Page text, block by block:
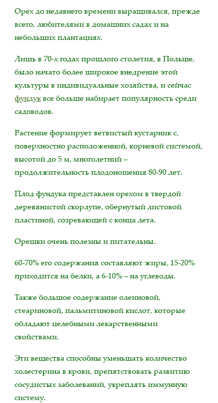
Орех до недавнего времени выращивался, прежде
всего, любителями в домашних садах и на
небольших плантациях.
Лишь в 70-х годах прошлого столетия, в Польше,
было начато более широкое внедрение этой
культуры в индивидуальные хозяйства, и сейчас
фундуквсе больше набирает популярность среди
садоводов.
Растение формирует ветвистый кустарник с,
поверхностно расположенной, корневой системой,
высотой до 5 м, многолетний –
продолжительность плодоношения 80-90 лет.
Плод фундука представлен орехом в твердой
деревянистой скорлупе, обернутый листовой
пластиной, созревающей с конца лета.
Орешки очень полезны и питательны.
60-70% его содержания составляют жиры, 15-20%
приходится на белки, а 6-10% – на углеводы.
Также большое содержание олеиновой,
стеариновой, пальмитиновой кислот, которые
обладают целебными лекарственными
свойствами.
Эти вещества способны уменьшать количество
холестерина в крови, препятствовать развитию
сосудистых заболеваний, укреплять иммунную
систему.